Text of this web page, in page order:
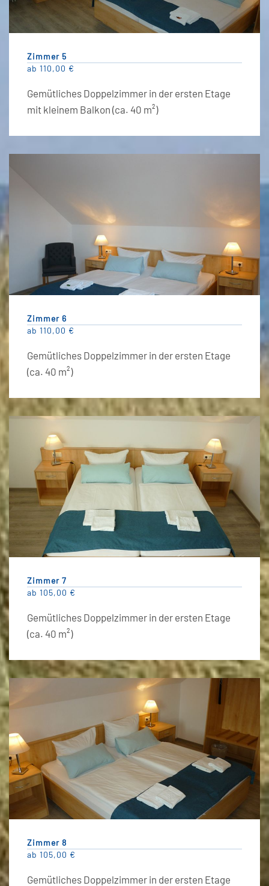
Zimmer 5
ab 110,00 €
Gemütliches Doppelzimmer in der ersten Etage
mit kleinem Balkon (ca. 40 m²)
Zimmer 6
ab 110,00 €
Gemütliches Doppelzimmer in der ersten Etage
(ca. 40 m²)
Zimmer 7
ab 105,00 €
Gemütliches Doppelzimmer in der ersten Etage
(ca. 40 m²)
Zimmer 8
ab 105,00 €
Gemütliches Doppelzimmer in der ersten Etage